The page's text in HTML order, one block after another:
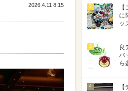
2026.4.11 8:15 2
に
ッ
3
良
バ
ら
4